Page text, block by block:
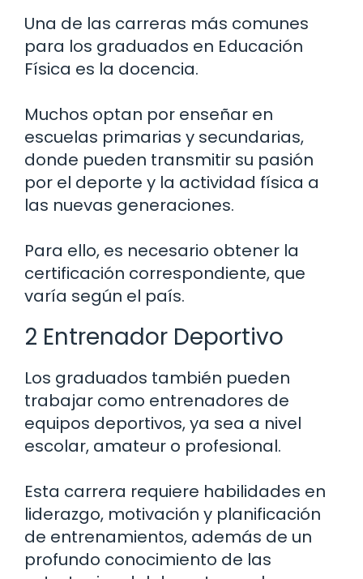
Una de las carreras más comunes
para los graduados en Educación
Física es la docencia.
Muchos optan por enseñar en
escuelas primarias y secundarias,
donde pueden transmitir su pasión
por el deporte y la actividad física a
las nuevas generaciones.
Para ello, es necesario obtener la
certificación correspondiente, que
varía según el país.
2 Entrenador Deportivo
Los graduados también pueden
trabajar como entrenadores de
equipos deportivos, ya sea a nivel
escolar, amateur o profesional.
Esta carrera requiere habilidades en
liderazgo, motivación y planificación
de entrenamientos, además de un
profundo conocimiento de las